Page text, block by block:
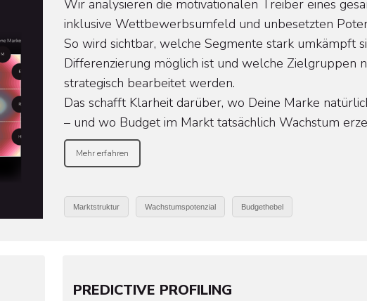
Wir analysieren die motivationalen Treiber eines
inklusive Wettbewerbsumfeld und unbesetzten
So wird sichtbar, welche Segmente stark umkämpft
Differenzierung möglich ist und welche Zielgruppen
strategisch bearbeitet werden.
Das schafft Klarheit darüber, wo Deine Marke
– und wo Budget im Markt tatsächlich Wachstum
Mehr erfahren
Marktstruktur Wachstumspotenzial Budgethebel
PREDICTIVE PROFILING